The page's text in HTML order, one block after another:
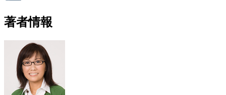
著者情報